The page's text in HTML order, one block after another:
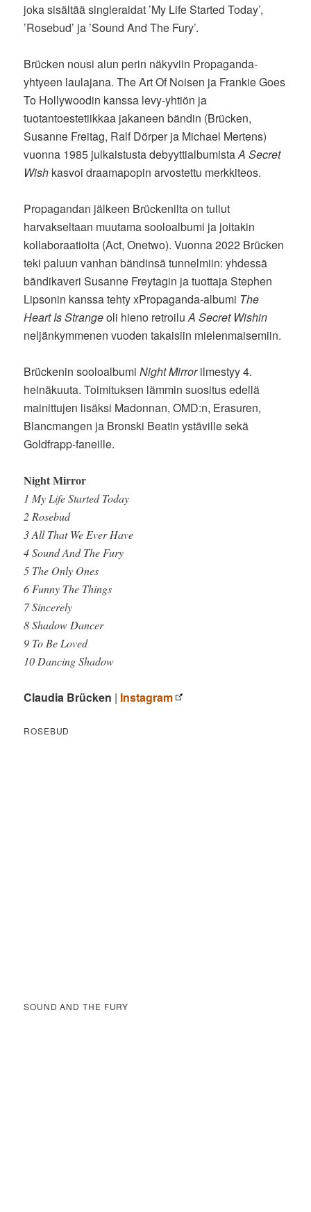
joka sisältää singleraidat ’My Life Started Today’,
’Rosebud’ ja ’Sound And The Fury’.
Brücken nousi alun perin näkyviin Propaganda-
yhtyeen laulajana. The Art Of Noisen ja Frankie Goes
To Hollywoodin kanssa levy-yhtiön ja
tuotantoestetiikkaa jakaneen bändin (Brücken,
Susanne Freitag, Ralf Dörper ja Michael Mertens)
vuonna 1985 julkaistusta debyyttialbumistaA Secret
Wish kasvoi draamapopin arvostettu merkkiteos.
Propagandan jälkeen Brückenilta on tullut
harvakseltaan muutama sooloalbumi ja joitakin
kollaboraatioita (Act, Onetwo). Vuonna 2022 Brücken
teki paluun vanhan bändinsä tunnelmiin: yhdessä
bändikaveri Susanne Freytagin ja tuottaja Stephen
Lipsonin kanssa tehty xPropaganda-albumi The
Heart Is Strangeoli hieno retroiluA Secret Wishin
neljänkymmenen vuoden takaisiin mielenmaisemiin.
Brückenin sooloalbumiNight Mirrorilmestyy 4.
heinäkuuta. Toimituksen lämmin suositus edellä
mainittujen lisäksi Madonnan, OMD:n, Erasuren,
Blancmangen ja Bronski Beatin ystäville sekä
Goldfrapp-faneille.
Night Mirror
1 My Life Started Today
2 Rosebud
3 All That We Ever Have
4 Sound And The Fury
5 The Only Ones
6 Funny The Things
7 Sincerely
8 Shadow Dancer
9 To Be Loved
10 Dancing Shadow
Claudia Brücken | Instagram
ROSEBUD
SOUND AND THE FURY